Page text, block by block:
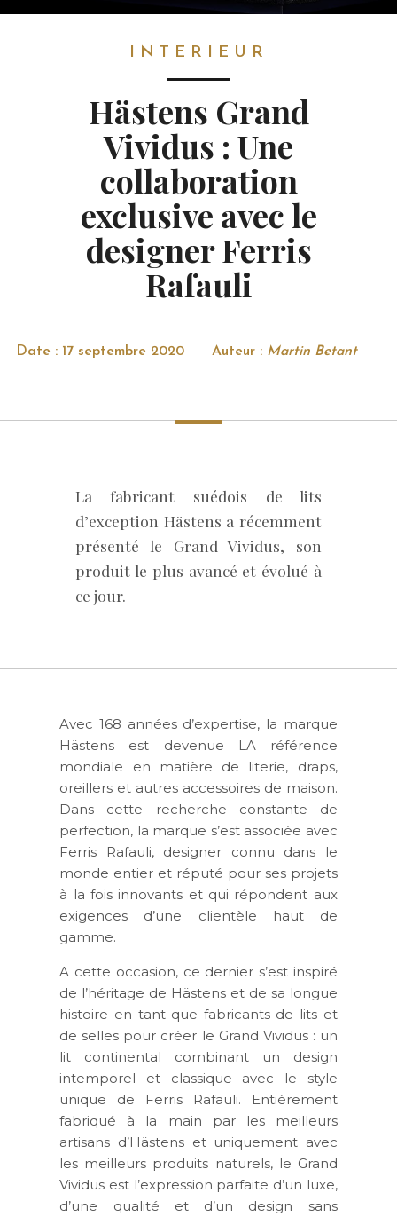
INTERIEUR
Hästens Grand
Vividus : Une
collaboration
exclusive avec le
designer Ferris
Rafauli
Date : 17 septembre 2020 Auteur : Martin Betant
La fabricant suédois de lits
d’exception Hästens a récemment
présenté le Grand Vividus, son
produit le plus avancé et évolué à
ce jour.
Avec 168 années d’expertise, la marque
Hästens est devenue LA référence
mondiale en matière de literie, draps,
oreillers et autres accessoires de maison.
Dans cette recherche constante de
perfection, la marque s’est associée avec
Ferris Rafauli, designer connu dans le
monde entier et réputé pour ses projets
à la fois innovants et qui répondent aux
exigences d’une clientèle haut de
gamme.
A cette occasion, ce dernier s’est inspiré
de l’héritage de Hästens et de sa longue
histoire en tant que fabricants de lits et
de selles pour créer le Grand Vividus : un
lit continental combinant un design
intemporel et classique avec le style
unique de Ferris Rafauli. Entièrement
fabriqué à la main par les meilleurs
artisans d’Hästens et uniquement avec
les meilleurs produits naturels, le Grand
Vividus est l’expression parfaite d’un luxe,
d’une qualité et d’un design sans